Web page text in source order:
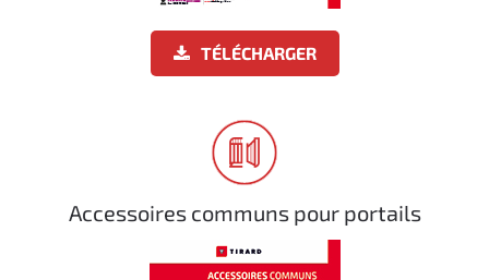
TÉLÉCHARGER
Accessoires communs pour portails